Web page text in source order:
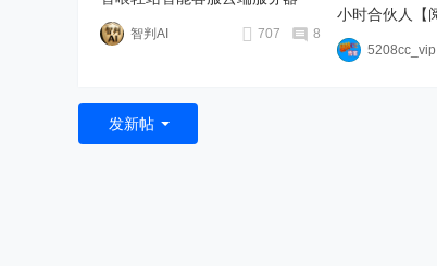
8
707
智判AI
小时合伙人【
5208cc_vip
发新帖